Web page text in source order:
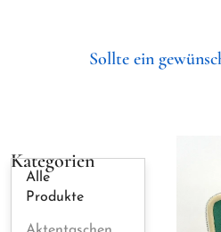
Sollte ein
Kategorien
Alle
Produkte